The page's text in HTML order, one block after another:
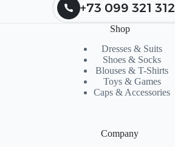
+73 099 321 312
Shop
Dresses & Suits
Shoes & Socks
Blouses & T-Shirts
Toys & Games
Caps & Accessories
Company